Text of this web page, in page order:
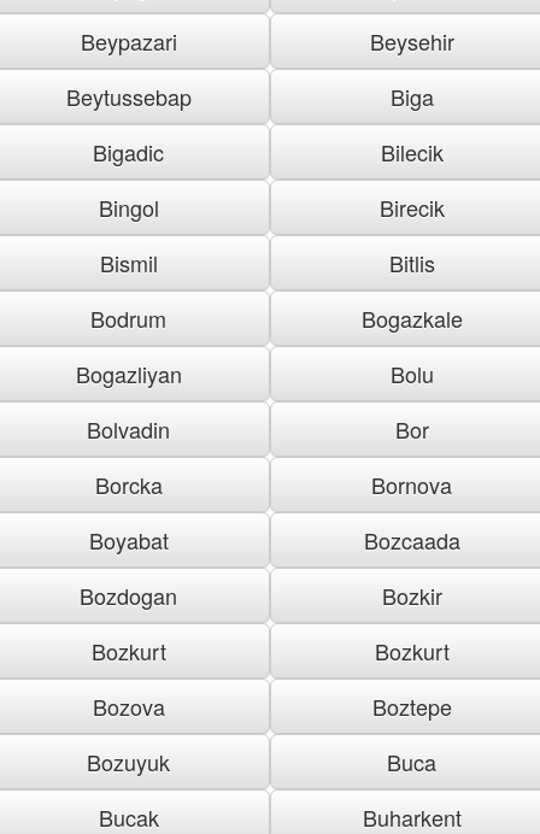
Beypazari
Beysehir
Beytussebap
Biga
Bigadic
Bilecik
Bingol
Birecik
Bismil
Bitlis
Bodrum
Bogazkale
Bogazliyan
Bolu
Bolvadin
Bor
Borcka
Bornova
Boyabat
Bozcaada
Bozdogan
Bozkir
Bozkurt
Bozkurt
Bozova
Boztepe
Bozuyuk
Buca
Bucak
Buharkent